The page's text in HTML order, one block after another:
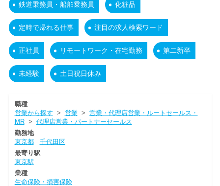
鉄道乗務員・船舶乗務員 化粧品
定時で帰れる仕事 注目の求人検索ワード
正社員 リモートワーク・在宅勤務 第二新卒
未経験 土日祝日休み
職種
営業から探す > 営業> 営業・代理店営業・ルートセールス・
MR> 代理店営業・パートナーセールス
勤務地
東京都
千代田区
最寄り駅
東京駅
業種
生命保険・損害保険